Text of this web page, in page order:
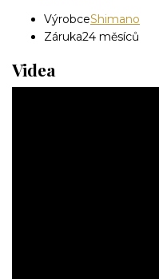
VýrobceShimano
Záruka24 měsíců
Videa